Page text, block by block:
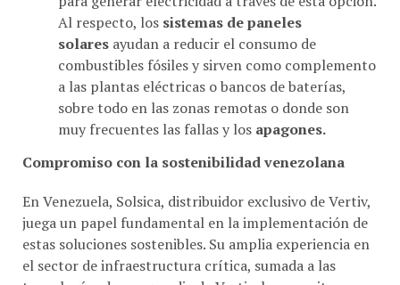
solaresayudan a reducir el consumo de
combustibles fósiles y sirven como complemento
a las plantas eléctricas o bancos de baterías,
sobre todo en las zonas remotas o donde son
muy frecuentes las fallas y losapagones.
Compromiso con la sostenibilidad venezolana
juega un papel fundamental en la implementación de
estas soluciones sostenibles. Su amplia experiencia en
el sector de infraestructura crítica, sumada a las
tecnologías de vanguardia de Vertiv, les permite